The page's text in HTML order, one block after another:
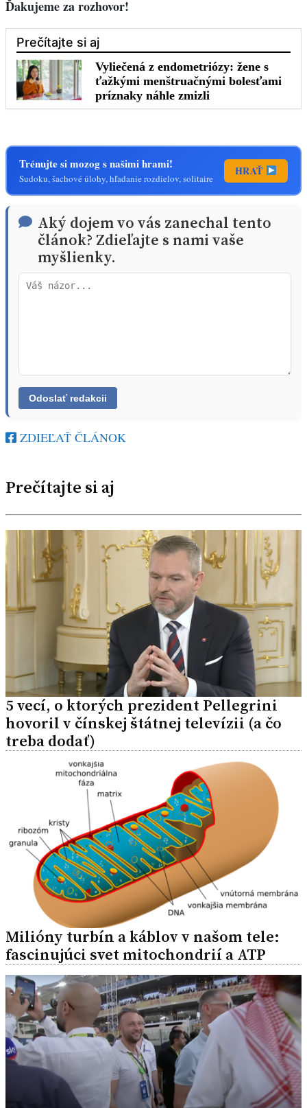
Ďakujeme za rozhovor!
Trénujte si mozog s našimi hrami!
Sudoku, šachové úlohy, hľadanie rozdielov, solitaire
HRAŤ
Aký dojem vo vás zanechal tento
článok? Zdieľajte s nami vaše
myšlienky.
ZDIEĽAŤ ČLÁNOK
Prečítajte si aj
5 vecí, o ktorých prezident Pellegrini
hovoril v čínskej štátnej televízii (a čo
treba dodať)
Milióny turbín a káblov v našom tele:
fascinujúci svet mitochondrií a ATP